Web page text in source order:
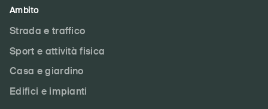
Ambito
Strada e traffico
Sport e attività fisica
Casa e giardino
Edifici e impianti